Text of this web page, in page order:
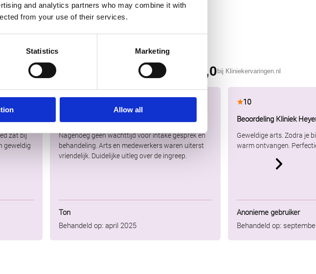
and analytics partners who may combine it with
from your use of their services.
Statistics Marketing
Allow all
9,0bij Kliniekervaringen.nl
zat bij
geweldig
★
Zeer duidelijke uitleg en zeer tevreden
Nagenoeg geen wachttijd voor intake gesprek en
behandeling. Arts en medewerkers waren uiterst
vriendelijk. Duidelijke uitleg over de ingreep.
Ton
Behandeld op: april 2025
★10
Beoordeling Kliniek
Geweldige arts. Zodra je
warm ontvangen.
Anonieme gebruiker
Behandeld op: